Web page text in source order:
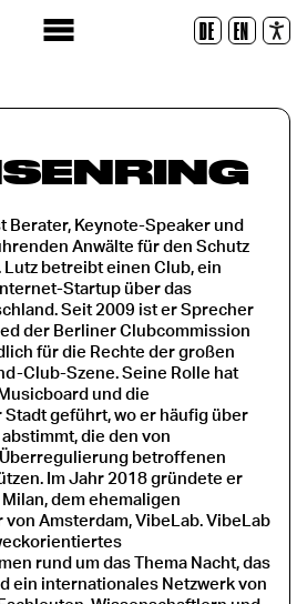
DE EN
Réinitialiser
Berater, Keynote-Speaker und
Anwälte für den Schutz
betreibt einen Club, ein
Startup über das
Seit 2009 ist er Sprecher
der Berliner Clubcommission
für die Rechte der großen
Club-Szene. Seine Rolle hat
und die
Stadt geführt, wo er häufig über
die den von
betroffenen
Im Jahr 2018 gründete er
dem ehemaligen
Amsterdam, VibeLab. VibeLab
rund um das Thema Nacht, das
ein internationales Netzwerk von